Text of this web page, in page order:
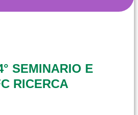
SEMINARIO E
RICERCA